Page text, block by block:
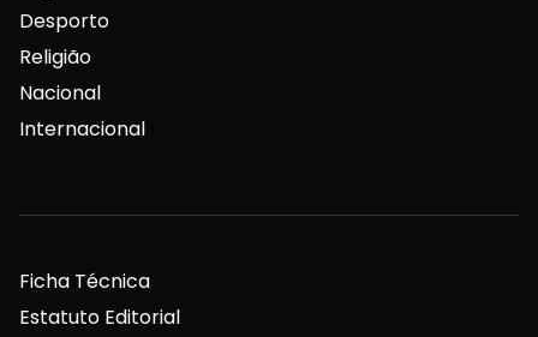
Desporto
Religião
Nacional
Internacional
Ficha Técnica
Estatuto Editorial